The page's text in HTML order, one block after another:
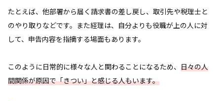
たとえば、他部署から届く請求書の差し戻し、取引先や税理士と
のやり取りなどです。また経理は、自分よりも役職が上の人に対
して、申告内容を指摘する場面もあります。
このように日常的に様々な人と関わることになるため、 日々の人
間関係が原因で「きつい」と感じる人もいます。